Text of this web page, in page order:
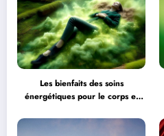
Les bienfaits des soins
énergétiques pour le corps et